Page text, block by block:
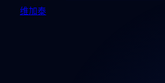
维加泰